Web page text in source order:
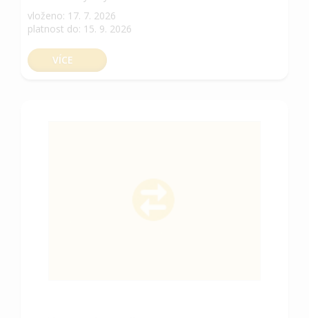
vloženo: 17. 7. 2026
platnost do: 15. 9. 2026
VÍCE